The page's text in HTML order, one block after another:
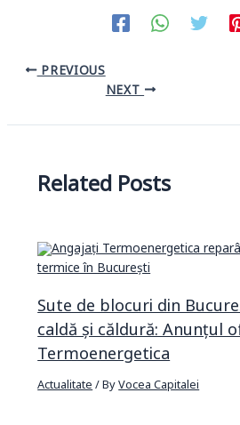
PREVIOUS
NEXT
Related Posts
Sute de blocuri din
caldă și căldură: Anunțul
Termoenergetica
Actualitate/ ByVocea Capitalei